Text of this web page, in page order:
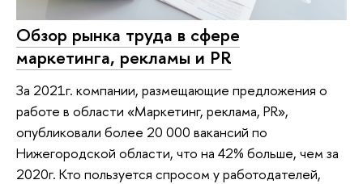
Обзор рынка труда в сфере
маркетинга, рекламы и PR
За 2021г. компании, размещающие предложения о
работе в области «Маркетинг, реклама, PR»,
опубликовали более 20 000 вакансий по
Нижегородской области, что на 42% больше, чем за
2020г. Кто пользуется спросом у работодателей,